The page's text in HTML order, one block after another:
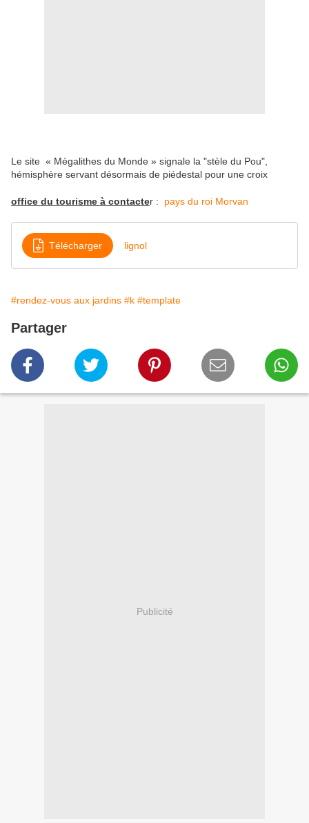
Le site « Mégalithes du Monde » signale la "stèle du Pou",
hémisphère servant désormais de piédestal pour une croix
office du tourisme à contacter : pays du roi Morvan
Télécharger lignol
#rendez-vous aux jardins #k #template
Partager
Publicité